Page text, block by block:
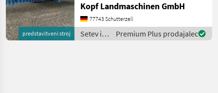
predstavitveni stroj
wartungsfreie Lager LED
Beleuchtung
Steinfanggitter 4
Stützräder hydraulisch
Kopf Landmaschinen GmbH
77743 Schutterzell
Setev in
nega /
Premium Plus prodajalec